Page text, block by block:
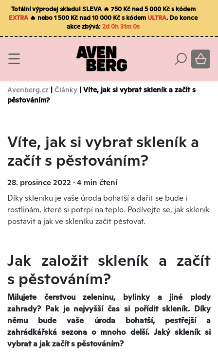
Totální výprodej skladu! SLEVA 🔥 750 Kč nad 5 000 Kč s kódem
EXTRA 🔥 nebo 1 500 Kč nad 10 000 Kč s kódem ULTRA. Do konce
akce zbývá:2d 0h 30m 59s
Avenberg.cz | Články | Víte, jak si vybrat skleník a začít s
pěstováním?
Víte, jak si vybrat skleník a
začít s pěstováním?
28. prosince 2022 ∙ 4 min čtení
Díky skleníku je vaše úroda bohatší a dařit se bude i
rostlinám, které si potrpí na teplo. Podívejte se, jak skleník
postavit a jak ve skleníku začít pěstovat.
Jak založit skleník a začít
s pěstováním?
Milujete čerstvou zeleninu, bylinky a jiné plody
zahrady? Pak je nejvyšší čas si pořídit skleník. Díky
němu bude vaše úroda bohatší, pestřejší a
zahrádkářská sezona o mnoho delší. Jaký skleník si
vybrat a jak začít s pěstováním?